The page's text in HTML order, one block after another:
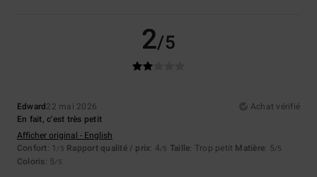
2/5
Edward22 mai 2026
Achat vérifié
En fait, c'est très petit
Afficher original - English
Confort: 1 /5 Rapport qualité / prix: 4/5 Taille: Trop petit Matière: 5/5
Coloris: 5/5